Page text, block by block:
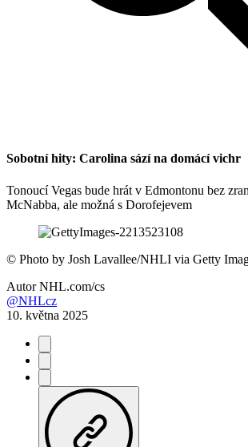
Sobotní hity: Carolina sází na domácí vichr
Tonoucí Vegas bude hrát v Edmontonu bez
McNabba, ale možná s Dorofejevem
© Photo by Josh Lavallee/NHLI via Getty
Autor NHL.com/cs
@NHLcz
10. května 2025